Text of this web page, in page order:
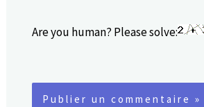
Are you human? Please solve: